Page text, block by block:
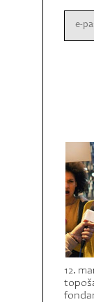
12.